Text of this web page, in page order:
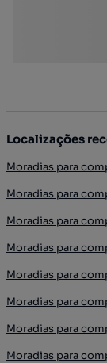
Localizações
Moradias para
Moradias para
Moradias para
Moradias para
Moradias para
Moradias para
Moradias para
Moradias para